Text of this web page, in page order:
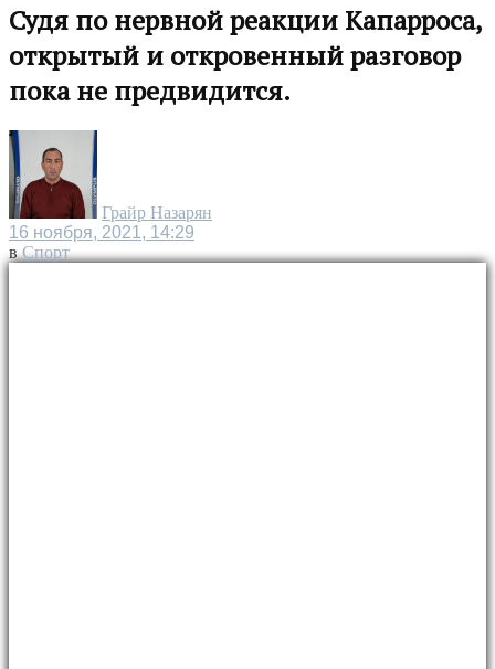
Судя по нервной реакции Капарроса,
открытый и откровенный разговор
пока не предвидится.
Грайр Назарян
16 ноября, 2021, 14:29
в Спорт